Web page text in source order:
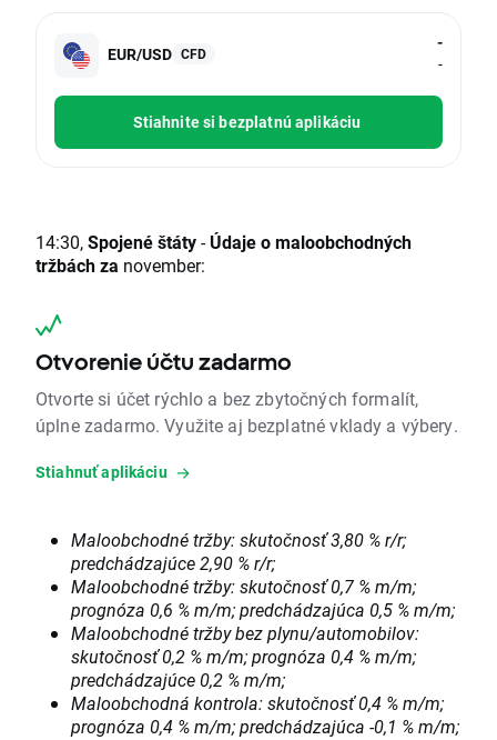
EUR/USD CFD
-
-
Stiahnite si bezplatnú aplikáciu
14:30,Spojené štáty-Údaje o maloobchodných
tržbách za november:
Otvorenie účtu zadarmo
Otvorte si účet rýchlo a bez zbytočných formalít,
úplne zadarmo. Využite aj bezplatné vklady a výbery.
Stiahnuť aplikáciu
Maloobchodné tržby: skutočnosť 3,80 % r/r;
predchádzajúce 2,90 % r/r;
Maloobchodné tržby: skutočnosť 0,7 % m/m;
prognóza 0,6 % m/m; predchádzajúca 0,5 % m/m;
Maloobchodné tržby bez plynu/automobilov:
skutočnosť 0,2 % m/m; prognóza 0,4 % m/m;
predchádzajúce 0,2 % m/m;
Maloobchodná kontrola: skutočnosť 0,4 % m/m;
prognóza 0,4 % m/m; predchádzajúca -0,1 % m/m;